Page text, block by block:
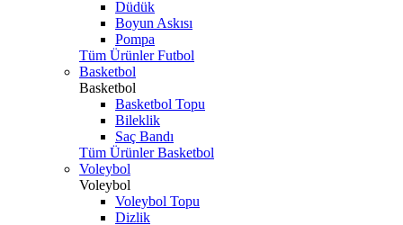
Düdük
Boyun Askısı
Pompa
Tüm Ürünler Futbol
Basketbol
Basketbol
Basketbol Topu
Bileklik
Saç Bandı
Tüm Ürünler Basketbol
Voleybol
Voleybol
Voleybol Topu
Dizlik